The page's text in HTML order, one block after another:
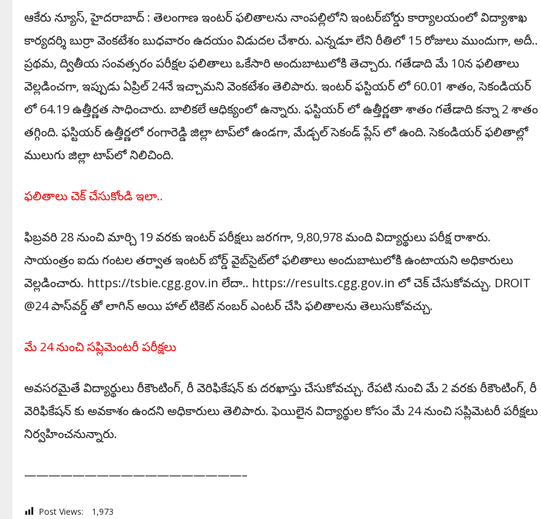
ఆకేరు న్యూస్‌, హైద‌రాబాద్ : తెలంగాణ ఇంట‌ర్ ఫ‌లితాలను నాంప‌ల్లిలోని ఇంట‌ర్‌బోర్డు కార్యాల‌యంలో విద్యాశాఖ
కార్య‌ద‌ర్శి బుర్రా వెంక‌టేశం బుధ‌వారం ఉద‌యం విడుద‌ల చేశారు. ఎన్న‌డూ లేని రీతిలో 15 రోజులు ముందుగా, అదీ..
ప్ర‌థ‌మ‌, ద్వితీయ సంవ‌త్స‌రం ప‌రీక్ష‌ల ఫ‌లితాలు ఒకేసారి అందుబాటులోకి తెచ్చారు. గ‌తేడాది మే 10న ఫ‌లితాలు
వెల్ల‌డించ‌గా, ఇప్పుడు ఏప్రిల్ 24నే ఇచ్చామ‌ని వెంక‌టేశం తెలిపారు. ఇంట‌ర్ ఫ‌స్టియ‌ర్ లో 60.01 శాతం, సెకండియ‌ర్
లో 64.19 ఉత్తీర్ణ‌త సాధించారు. బాలిక‌లే ఆధిక్యంలో ఉన్నారు. ఫ‌స్టియ‌ర్ లో ఉత్తీర్ణ‌తా శాతం గ‌తేడాది క‌న్నా 2 శాతం
త‌గ్గింది. ఫ‌స్టియ‌ర్ ఉత్తీర్ణ‌లో రంగారెడ్డి జిల్లా టాప్‌లో ఉండ‌గా, మేడ్చ‌ల్ సెకండ్ ప్లేస్ లో ఉంది. సెకండియ‌ర్ ఫ‌లితాల్లో
ములుగు జిల్లా టాప్‌లో నిలిచింది.
ఫ‌లితాలు చెక్ చేసుకోండి ఇలా..
ఫిబ్రవరి 28 నుంచి మార్చి 19 వరకు ఇంటర్ పరీక్షలు జ‌ర‌గ‌గా, 9,80,978 మంది విద్యార్థులు ప‌రీక్ష రాశారు.
సాయంత్రం ఐదు గంట‌ల త‌ర్వాత ఇంటర్‌ బోర్డ్‌ వైబ్‌‌సైట్‌లో ఫ‌లితాలు అందుబాటులోకి ఉంటాయ‌ని అధికారులు
వెల్ల‌డించారు. https://tsbie.cgg.gov.in లేదా.. https://results.cgg.gov.in లో చెక్ చేసుకోవచ్చు. DROIT
@24 పాస్‌వ‌ర్డ్ తో లాగిన్ అయి హాల్ టికెట్ నంబ‌ర్ ఎంట‌ర్ చేసి ఫ‌లితాలను తెలుసుకోవ‌చ్చు.
మే 24 నుంచి స‌ప్లిమెంట‌రీ ప‌రీక్ష‌లు
అవ‌స‌ర‌మైతే విద్యార్థులు రీకౌంటింగ్‌, రీ వెరిఫికేష‌న్ కు ద‌ర‌ఖాస్తు చేసుకోవ‌చ్చు. రేప‌టి నుంచి మే 2 వ‌ర‌కు రీకౌంటింగ్‌, రీ
వెరిఫికేష‌న్ కు అవ‌కాశం ఉంద‌ని అధికారులు తెలిపారు. ఫెయిలైన విద్యార్థుల‌ కోసం మే 24 నుంచి స‌ప్లిమెట‌రీ ప‌రీక్ష‌లు
నిర్వ‌హించ‌నున్నారు.
——————————————————–
Post Views: 1,973